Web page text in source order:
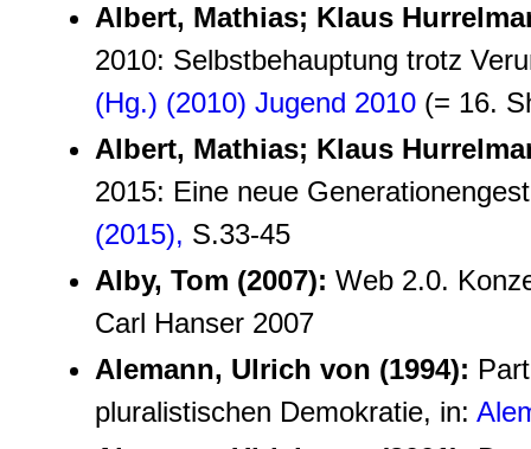
Albert, Mathias; Klaus
2010: Selbstbehauptung trotz
(Hg.) (2010) Jugend 2010 (= 16.
Albert, Mathias; Klaus
2015: Eine neue
(2015), S.33-45
Alby, Tom (2007): Web 2.0.
Carl Hanser 2007
Alemann, Ulrich von (1994):
pluralistischen Demokratie, in: